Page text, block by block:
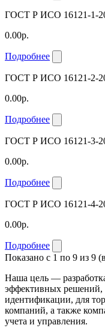
ГОСТ Р ИСО 16121-1-
0.00р.
Подробнее
ГОСТ Р ИСО 16121-2-
0.00р.
Подробнее
ГОСТ Р ИСО 16121-3-
0.00р.
Подробнее
ГОСТ Р ИСО 16121-4-
0.00р.
Подробнее
Показано с 1 по 9 из 9
Наша цель —
эффективных решений,
идентификации, для
компаний, а также
учета и управления.